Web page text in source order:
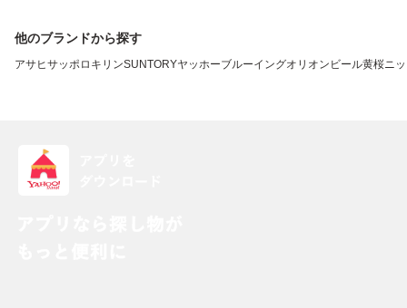
他のブランドから探す
アサヒサッポロ キリンSUNTORYヤッホーブルーイングオリオンビール黄桜ニ